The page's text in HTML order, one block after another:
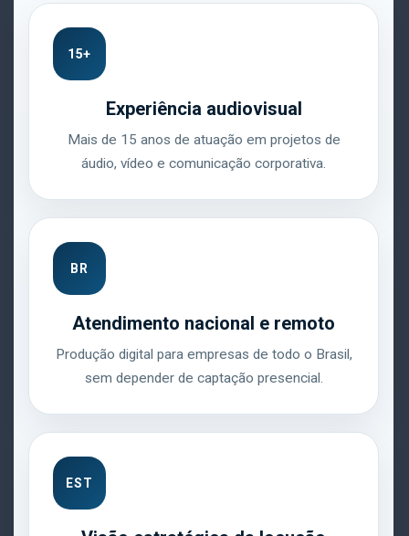
15+
Experiência audiovisual
Mais de 15 anos de atuação em projetos de
áudio, vídeo e comunicação corporativa.
BR
Atendimento nacional e remoto
Produção digital para empresas de todo o Brasil,
sem depender de captação presencial.
EST